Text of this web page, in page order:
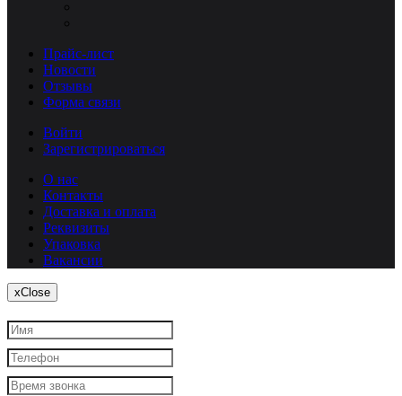
Прайс-лист
Новости
Отзывы
Форма связи
Войти
Зарегистрироваться
О нас
Контакты
Доставка и оплата
Реквизиты
Упаковка
Вакансии
xClose